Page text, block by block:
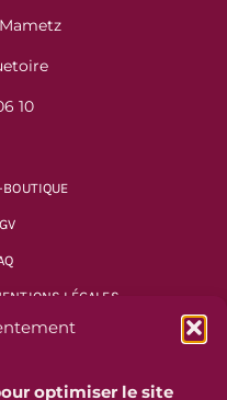
optimiser le site
10
BOUTIQUE
LÉGALES
DE
DE LIVRAISON